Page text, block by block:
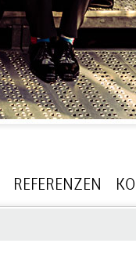
REFERENZEN